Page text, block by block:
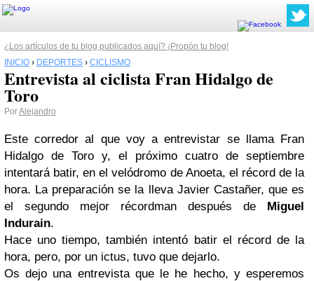
¿Los artículos de tu blog publicados aquí? ¡Propón tu blog!
INICIO › DEPORTES › CICLISMO
Entrevista al ciclista Fran Hidalgo de
Toro
PorAlejandro
Este corredor al que voy a entrevistar se llama Fran
Hidalgo de Toro y, el próximo cuatro de septiembre
intentará batir, en el velódromo de Anoeta, el récord de la
hora. La preparación se la lleva Javier Castañer, que es
el segundo mejor récordman después de Miguel
Indurain.
Hace uno tiempo, también intentó batir el récord de la
hora, pero, por un ictus, tuvo que dejarlo.
Os dejo una entrevista que le he hecho, y esperemos